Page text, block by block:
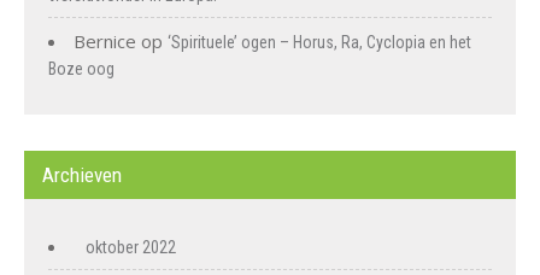
Bernice op ‘Spirituele’ ogen – Horus, Ra, Cyclopia en het
Boze oog
Archieven
oktober 2022